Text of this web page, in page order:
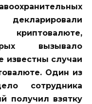
вызывало
известны случаи
Один из
сотрудника
получил взятку